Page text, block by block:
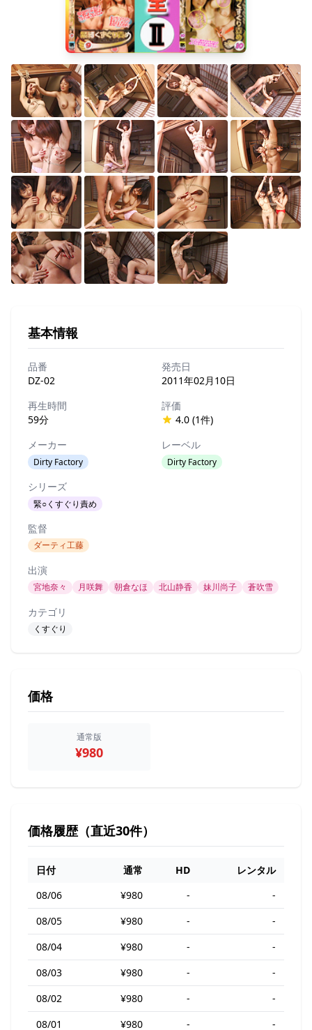
基本情報
品番
DZ-02
発売日
2011年02月10日
再生時間
59分
評価
4.0 (1件)
メーカー
Dirty Factory
レーベル
Dirty Factory
シリーズ
緊○くすぐり責め
監督
ダーティ工藤
出演
宮地奈々 月咲舞 朝倉なほ 北山静香 妹川尚子 蒼吹雪
カテゴリ
くすぐり
価格
通常版
¥980
価格履歴（直近30件）
日付 通常 HD
レンタル
08/06
¥980 -
-
08/05
¥980 -
-
08/04
¥980 -
-
08/03
¥980 -
-
08/02
¥980 -
-
08/01
¥980 - -